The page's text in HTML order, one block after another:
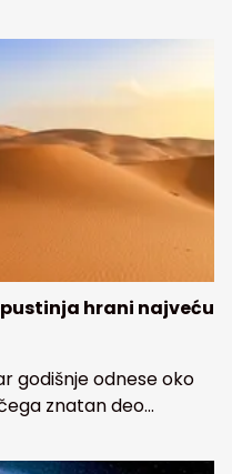
hrani najveću
godišnje odnese oko
znatan deo
kišnu šumu na